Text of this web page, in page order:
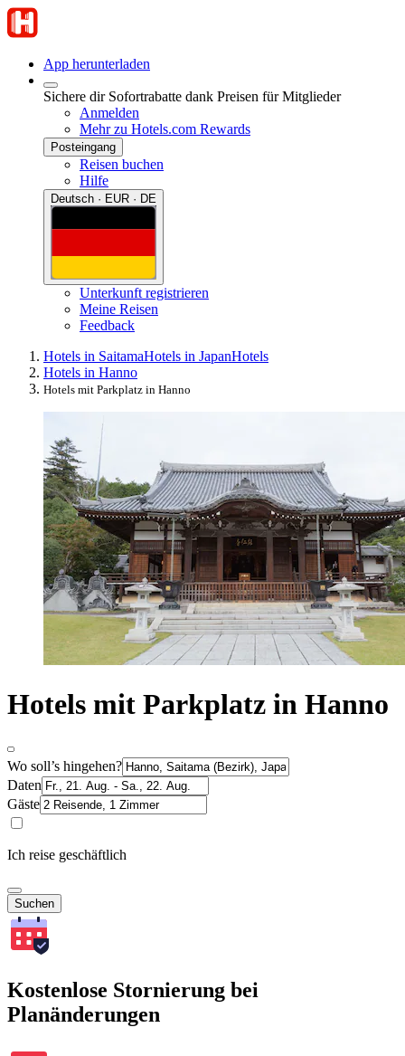
App herunterladen
Sichere dir Sofortrabatte dank Preisen für Mitglieder
Anmelden
Mehr zu Hotels.com Rewards
Posteingang
Reisen buchen
Hilfe
Deutsch · EUR · DE
Unterkunft registrieren
Meine Reisen
Feedback
Hotels in SaitamaHotels in JapanHotels
Hotels in Hanno
Hotels mit Parkplatz in Hanno
Hotels mit Parkplatz in Hanno
Wo soll’s hingehen?
Daten
Gäste
Ich reise geschäftlich
Suchen
Kostenlose Stornierung bei
Planänderungen